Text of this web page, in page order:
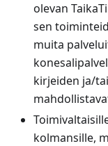
olevan
sen
muita
kirjeiden ja/
kolmansille,